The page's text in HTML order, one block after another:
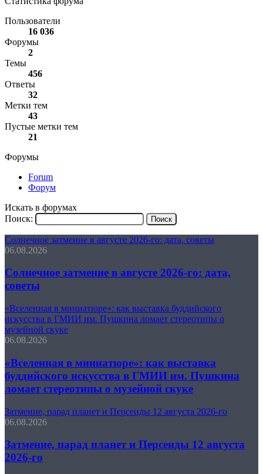
Пользователи
16 036
Форумы
2
Темы
456
Ответы
32
Метки тем
43
Пустые метки тем
21
Форумы
Forum
Форум
Искать в форумах
Поиск:
Солнечное затмение в августе 2026-го: дата, советы
06.08.2026
Солнечное затмение в августе 2026-го: дата,
советы
«Вселенная в миниатюре»: как выставка буддийского
искусства в ГМИИ им. Пушкина ломает стереотипы о
музейной скуке
06.08.2026
«Вселенная в миниатюре»: как выставка
буддийского искусства в ГМИИ им. Пушкина
ломает стереотипы о музейной скуке
Затмение, парад планет и Персеиды 12 августа 2026-го
06.08.2026
Затмение, парад планет и Персеиды 12 августа
2026-го